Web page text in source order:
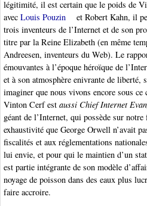
légitimité, il est certain que le poids de
avec Louis Pouzin
et Robert Kahn, il
trois inventeurs de l’Internet et de son
titre par la Reine Elizabeth (en même
Andreesen, inventeurs du Web). Le
émouvantes à l’époque héroïque de
et à son atmosphère enivrante de liberté,
imaginer que nous vivons encore sous
Vinton Cerf est aussi Chief Internet
géant de l’Internet, qui possède sur
exhaustivité que George Orwell n’avait
fiscalités et aux réglementations
lui envie, et pour qui le maintien d’un
est partie intégrante de son modèle
noyage de poisson dans des eaux plus
faire accroire.